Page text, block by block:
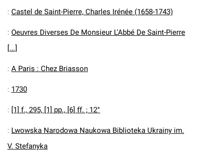
: Castel de Saint-Pierre, Charles Irénée (1658-1743)
: Oeuvres Diverses De Monsieur L'Abbé De Saint-Pierre
[...]
: A Paris : Chez Briasson
: 1730
: [1] f., 295, [1] pp., [6] ff. ; 12°
: Lwowska Narodowa Naukowa Biblioteka Ukrainy im.
V. Stefanyka